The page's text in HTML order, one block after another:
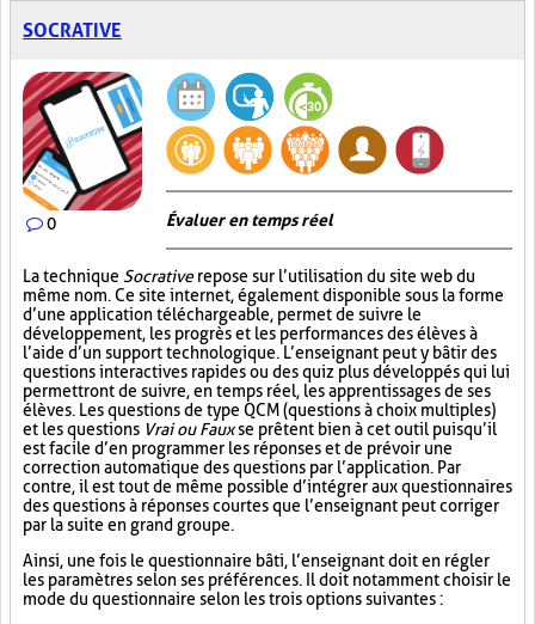
SOCRATIVE
0 Évaluer en temps réel
La technique Socrativerepose sur l’utilisation du site web du
même nom. Ce site internet, également disponible sous la forme
d’une application téléchargeable, permet de suivre le
développement, les progrès et les performances des élèves à
l’aide d’un support technologique. L’enseignant peut y bâtir des
questions interactives rapides ou des quiz plus développés qui lui
permettront de suivre, en temps réel, les apprentissages de ses
élèves. Les questions de type QCM (questions à choix multiples)
et les questions Vrai ou Fauxse prêtent bien à cet outil puisqu’il
est facile d’en programmer les réponses et de prévoir une
correction automatique des questions par l’application. Par
contre, il est tout de même possible d’intégrer aux questionnaires
des questions à réponses courtes que l’enseignant peut corriger
par la suite en grand groupe.
Ainsi, une fois le questionnaire bâti, l’enseignant doit en régler
les paramètres selon ses préférences. Il doit notamment choisir le
mode du questionnaire selon les trois options suivantes :